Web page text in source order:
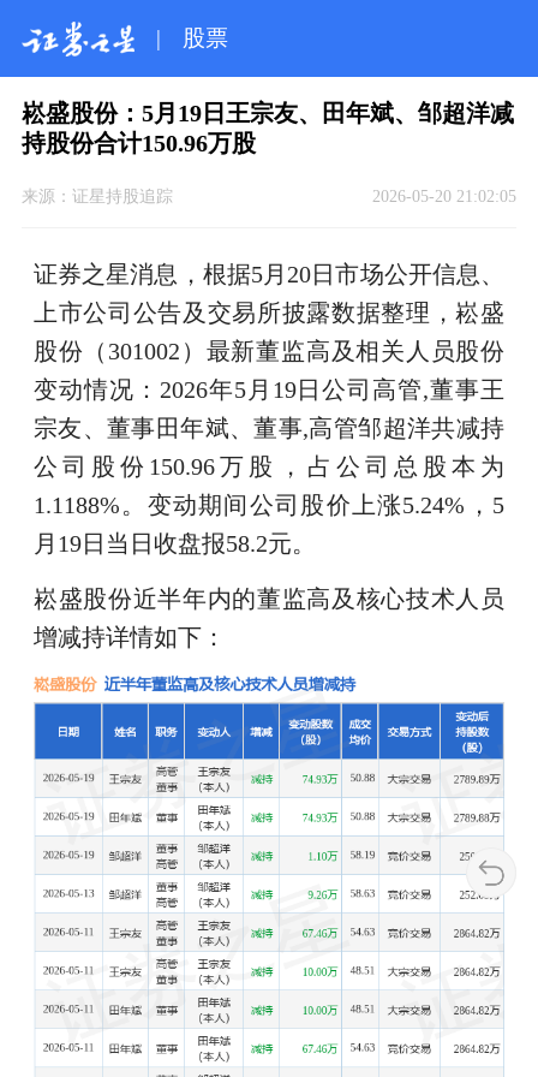
| 股票
崧盛股份：5月19日王宗友、田年斌、邹超洋减
持股份合计150.96万股
来源： 证星持股追踪 2026-05-20 21:02:05
证券之星消息，根据5月20日市场公开信息、
上市公司公告及交易所披露数据整理，崧盛
股份（301002）最新董监高及相关人员股份
变动情况：2026年5月19日公司高管,董事王
宗友、董事田年斌、董事,高管邹超洋共减持
公司股份150.96万股，占公司总股本为
1.1188%。变动期间公司股价上涨5.24%，5
月19日当日收盘报58.2元。
崧盛股份近半年内的董监高及核心技术人员
增减持详情如下：